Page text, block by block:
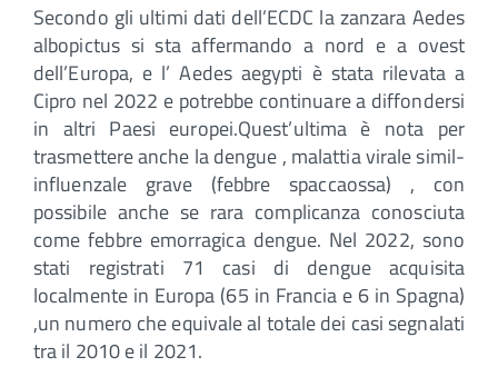
Secondo gli ultimi dati dell’ECDC la zanzara Aedes
albopictus si sta affermando a nord e a ovest
dell’Europa, e l’ Aedes aegypti è stata rilevata a
Cipro nel 2022 e potrebbe continuare a diffondersi
in altri Paesi europei.Quest’ultima è nota per
trasmettere anche la dengue , malattia virale simil-
influenzale grave (febbre spaccaossa) , con
possibile anche se rara complicanza conosciuta
come febbre emorragica dengue. Nel 2022, sono
stati registrati 71 casi di dengue acquisita
localmente in Europa (65 in Francia e 6 in Spagna)
,un numero che equivale al totale dei casi segnalati
tra il 2010 e il 2021.